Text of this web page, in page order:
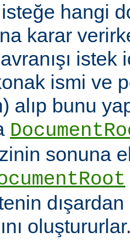
hangi
karar
ismi ve
alıp bunu
sonuna